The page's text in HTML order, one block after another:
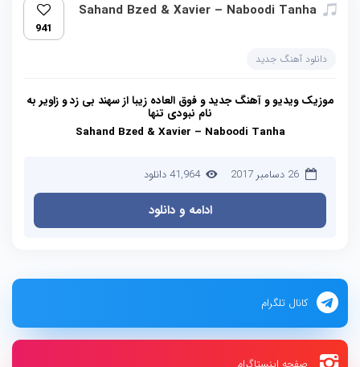
Sahand Bzed & Xavier – Naboodi Tanha
941
دانلود آهنگ جدید
موزیک ویدیو و آهنگ جدید و فوق العاده زیبا از سهند بی زد و زاویر به
نام نبودی تنها
Sahand Bzed & Xavier – Naboodi Tanha
26 دسامبر 2017 41,964 دانلود
ادامه و دانلود
کانال تلگرام